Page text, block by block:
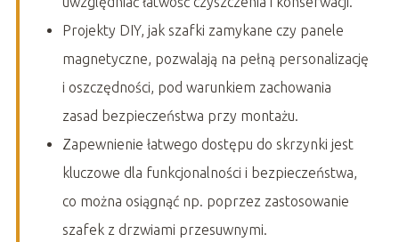
Projekty DIY, jak szafki zamykane czy panele
magnetyczne, pozwalają na pełną personalizację
i oszczędności, pod warunkiem zachowania
zasad bezpieczeństwa przy montażu.
Zapewnienie łatwego dostępu do skrzynki jest
kluczowe dla funkcjonalności i bezpieczeństwa,
co można osiągnąć np. poprzez zastosowanie
szafek z drzwiami przesuwnymi.